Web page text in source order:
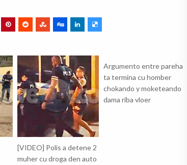
[VIDEO] Polis a detene 2
muher cu droga den auto
Argumento entre pareha
ta termina cu homber
chokando y moketeando
dama riba vloer